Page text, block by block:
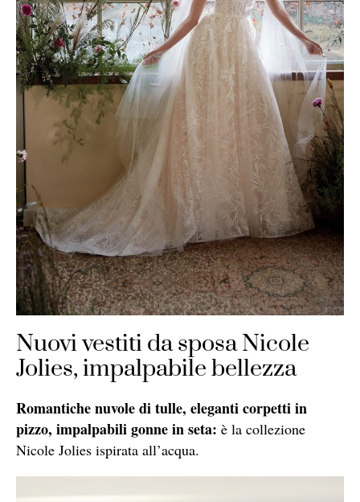
Nuovi vestiti da sposa Nicole
Jolies, impalpabile bellezza
Romantiche nuvole di tulle, eleganti corpetti in
pizzo, impalpabili gonne in seta: è la collezione
Nicole Jolies ispirata all’acqua.